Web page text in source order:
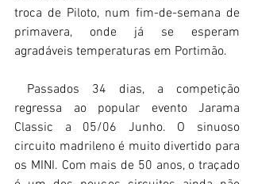
troca de Piloto, num fim-de-semana de
primavera, onde já se esperam
agradáveis temperaturas em Portimão.
regressa ao popular evento Jarama
Classic a 05/06 Junho. O sinuoso
circuito madrileno é muito divertido para
os MINI. Com mais de 50 anos, o traçado